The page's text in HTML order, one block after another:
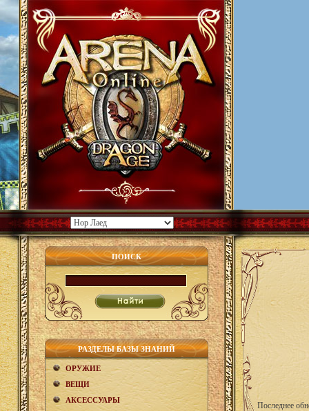
ПОИСК
РАЗДЕЛЫ БАЗЫ ЗНАНИЙ
ОРУЖИЕ
ВЕЩИ
АКCЕСCУАРЫ
Последнее